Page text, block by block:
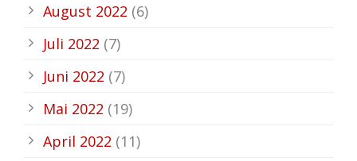
August 2022 (6)
Juli 2022 (7)
Juni 2022 (7)
Mai 2022 (19)
April 2022 (11)